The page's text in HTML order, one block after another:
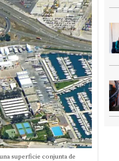
superficie conjunta de